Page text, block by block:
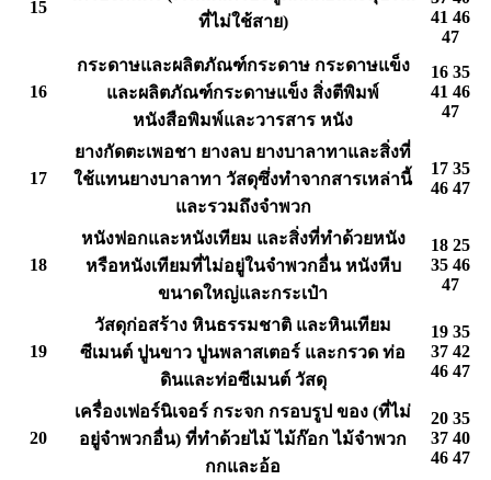
15
ที่ไม่ใช้สาย)
41 46
47
16
กระดาษและผลิตภัณฑ์กระดาษ กระดาษแข็ง
และผลิตภัณฑ์กระดาษแข็ง สิ่งตีพิมพ์
หนังสือพิมพ์และวารสาร หนัง
16 35
41 46
47
17
ยางกัดตะเพอชา ยางลบ ยางบาลาทาและสิ่งที่
ใช้แทนยางบาลาทา วัสดุซึ่งทำจากสารเหล่านี้
และรวมถึงจำพวก
17 35
46 47
18
หนังฟอกและหนังเทียม และสิ่งที่ทำด้วยหนัง
หรือหนังเทียมที่ไม่อยู่ในจำพวกอื่น หนังหีบ
ขนาดใหญ่และกระเป๋า
18 25
35 46
47
19
วัสดุก่อสร้าง หินธรรมชาติ และหินเทียม
ซีเมนต์ ปูนขาว ปูนพลาสเตอร์ และกรวด ท่อ
ดินและท่อซีเมนต์ วัสดุ
19 35
37 42
46 47
20
เครื่องเฟอร์นิเจอร์ กระจก กรอบรูป ของ (ที่ไม่
อยู่จำพวกอื่น) ที่ทำด้วยไม้ ไม้ก๊อก ไม้จำพวก
กกและอ้อ
20 35
37 40
46 47